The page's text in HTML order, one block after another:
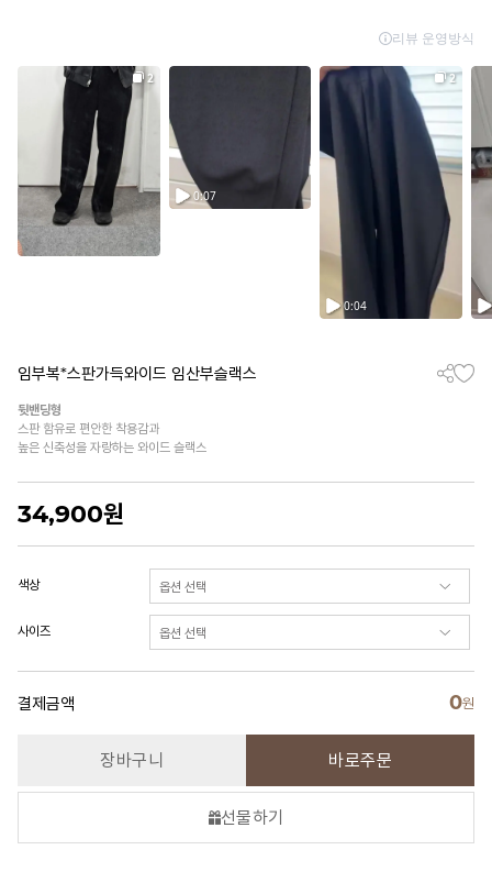
임부복*스판가득와이드 임산부슬랙스
뒷밴딩형
스판 함유로 편안한 착용감과
높은 신축성을 자랑하는 와이드 슬랙스
34,900원
색상
사이즈
결제금액 0원
장바구니 바로주문
선물하기